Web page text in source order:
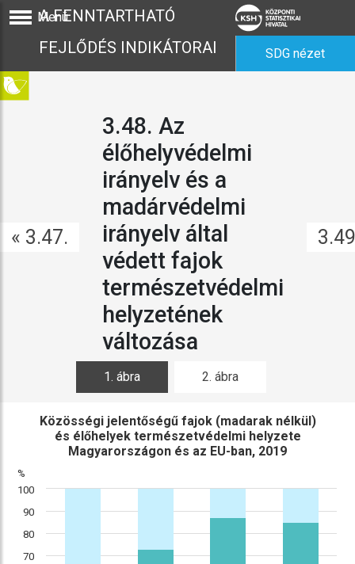
Menü
A FENNTARTHATÓ
FEJLŐDÉS INDIKÁTORAI
SDG nézet
« 3.47.
3.48. Az
élőhelyvédelmi
irányelv és a
madárvédelmi
irányelv által
védett fajok
természetvédelmi
helyzetének
változása
1. ábra 2. ábra
%
Közösségi jelentőségű fajok (madarak nélkül)
és élőhelyek természetvédelmi helyzete
Magyarországon és az EU-ban, 2019
70
80
90
100